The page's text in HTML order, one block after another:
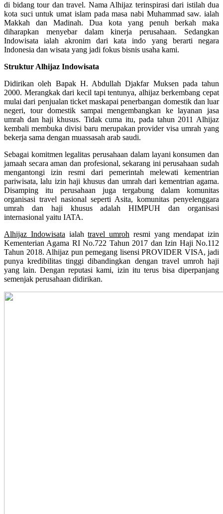
di bidang tour dan travel. Nama Alhijaz terinspirasi dari istilah dua
kota suci untuk umat islam pada masa nabi Muhammad saw. ialah
Makkah dan Madinah. Dua kota yang penuh berkah maka
diharapkan menyebar dalam kinerja perusahaan. Sedangkan
Indowisata ialah akronim dari kata indo yang berarti negara
Indonesia dan wisata yang jadi fokus bisnis usaha kami.
Struktur Alhijaz Indowisata
Didirikan oleh Bapak H. Abdullah Djakfar Muksen pada tahun
2000. Merangkak dari kecil tapi tentunya, alhijaz berkembang cepat
mulai dari penjualan ticket maskapai penerbangan domestik dan luar
negeri, tour domestik sampai mengembangkan ke layanan jasa
umrah dan haji khusus. Tidak cuma itu, pada tahun 2011 Alhijaz
kembali membuka divisi baru merupakan provider visa umrah yang
bekerja sama dengan muassasah arab saudi.
Sebagai komitmen legalitas perusahaan dalam layani konsumen dan
jamaah secara aman dan profesional, sekarang ini perusahaan sudah
mengantongi izin resmi dari pemerintah melewati kementrian
pariwisata, lalu izin haji khusus dan umrah dari kementrian agama.
Disamping itu perusahaan juga tergabung dalam komunitas
organisasi travel nasional seperti Asita, komunitas penyelenggara
umrah dan haji khusus adalah HIMPUH dan organisasi
internasional yaitu IATA.
Alhijaz Indowisata ialahtravel umroh resmi yang mendapat izin
Kementerian Agama RI No.722 Tahun 2017 dan Izin Haji No.112
Tahun 2018. Alhijaz pun pemegang lisensi PROVIDER VISA, jadi
punya kredibilitas tinggi dibandingkan dengan travel umroh haji
yang lain. Dengan reputasi kami, izin itu terus bisa diperpanjang
semenjak perusahaan didirikan.